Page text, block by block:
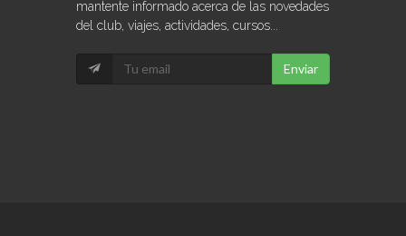
mantente informado acerca de las novedades
del club, viajes, actividades, cursos...
Enviar